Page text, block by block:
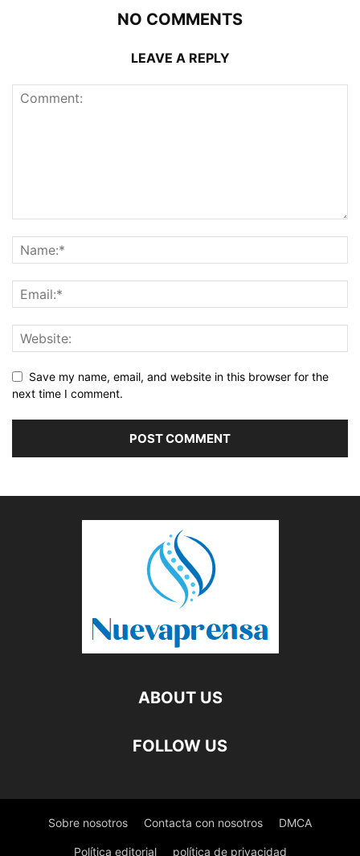
NO COMMENTS
LEAVE A REPLY
Save my name, email, and website in this browser for the
next time I comment.
ABOUT US
FOLLOW US
Sobre nosotros Contacta con nosotros DMCA
Política editorial política de privacidad